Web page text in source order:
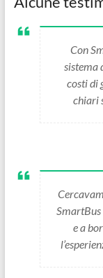
Con
sistema
costi di
chiari
SmartBus
e a